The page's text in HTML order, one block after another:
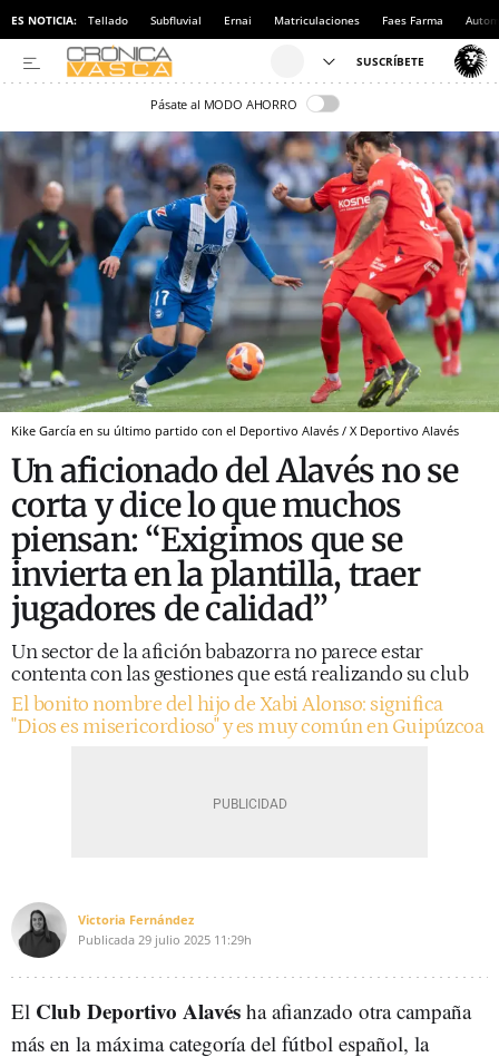
ES NOTICIA: Tellado Subfluvial Ernai Matriculaciones Faes Farma
Pásate al MODO AHORRO
Kike García en su último partido con el Deportivo Alavés / X Deportivo Alavés
Un aficionado del Alavés no se
corta y dice lo que muchos
piensan: “Exigimos que se
invierta en la plantilla, traer
jugadores de calidad”
Un sector de la afición babazorra no parece estar
contenta con las gestiones que está realizando su club
El bonito nombre del hijo de Xabi Alonso: significa
"Dios es misericordioso" y es muy común en Guipúzcoa
Victoria Fernández
Publicada 29 julio 2025 11:29h
El Club Deportivo Alavés ha afianzado otra campaña
más en la máxima categoría del fútbol español, la